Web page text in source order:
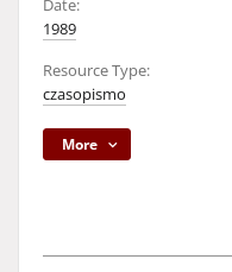
Date:
1989
Resource Type:
czasopismo
More